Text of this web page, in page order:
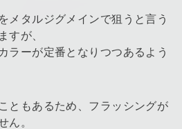
メタルジグメインで狙うと言う
すが、
ラーが定番となりつつあるよう
ともあるため、フラッシングが
ん。